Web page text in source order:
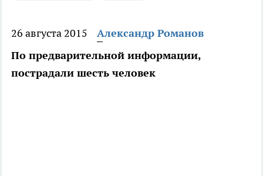
26 августа 2015
Александр Романов
По предварительной информации,
пострадали шесть человек